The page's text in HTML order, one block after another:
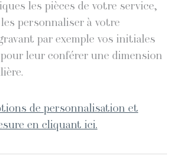
les pièces de votre service,
personnaliser à votre
par exemple vos initiales
leur conférer une dimension
de personnalisation et
en cliquant ici.